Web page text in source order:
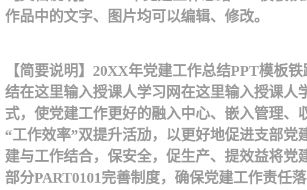
作品中的文字、图片均可以编辑、修改。
【简要说明】20XX年党建工作总结PPT模板
结 在这里输入授课人学习网在这里输入授课
式，使党建工作更好的融入中心、嵌入管理
“工作效率”双提升活劢，以更好地促进支部
建与工作结合，保安全，促生产、提效益将党
部分PART01 01完善制度，确保党建工作责任